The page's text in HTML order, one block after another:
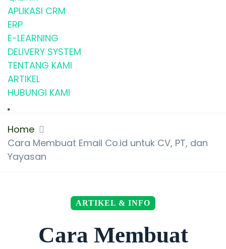
APLIKASI CRM
ERP
E-LEARNING
DELIVERY SYSTEM
TENTANG KAMI
ARTIKEL
HUBUNGI KAMI
Home
Cara Membuat Email Co.id untuk CV, PT, dan
Yayasan
ARTIKEL & INFO
Cara Membuat